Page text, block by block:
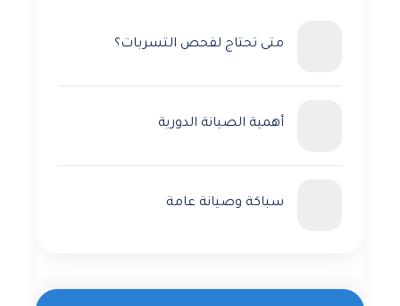
متى تحتاج لفحص التسربات؟
أهمية الصيانة الدورية
سباكة وصيانة عامة